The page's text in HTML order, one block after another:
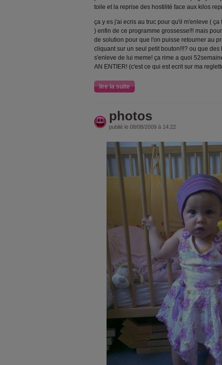
toile et la reprise des hostilité face aux kilos
ça y es j'ai ecris au truc pour qu'il m'enleve (
) enfin de ce programme grossesse!!! mais
de solution pour que l'on puisse retourner au
cliquant sur un seul petit bouton!!!? ou que
s'enleve de lui meme! ça rime a quoi
AN ENTIER! (c'est ce qui est ecrit sur ma
lire la suite
photos
publié le 08/08/2009 à 14:22